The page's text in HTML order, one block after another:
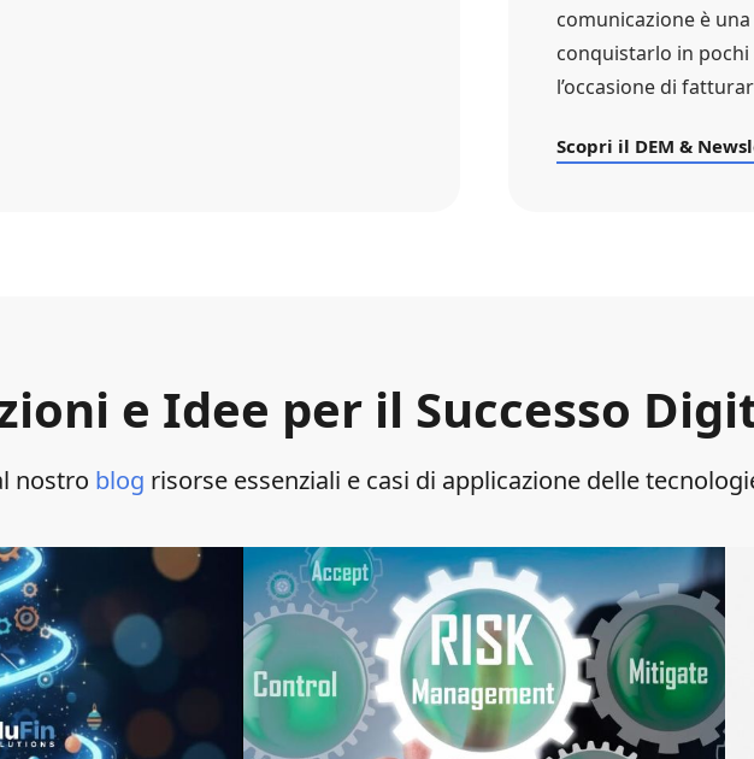
comunicazione è
conquistarlo in
l’occasione di
Scopri il DEM &
e Idee per il Successo
nostro blog risorse essenziali e casi di applicazione delle